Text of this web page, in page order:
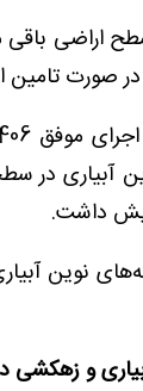
اراضی باقی
صورت تامین
نوین
و زهکشی در 600